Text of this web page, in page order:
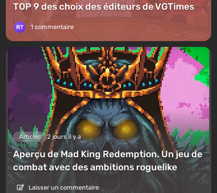
TOP 9 des choix des éditeurs de VGTimes
1 commentaire
Articles 2 jours il y a
Aperçu de Mad King Redemption. Un jeu de
combat avec des ambitions roguelike
Laisser un commentaire